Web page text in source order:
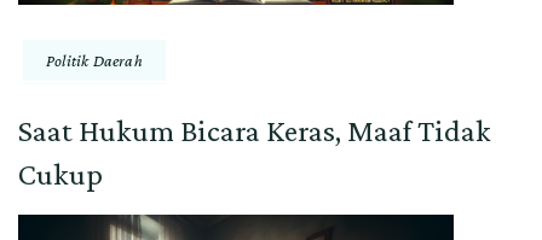
Politik Daerah
Saat Hukum Bicara Keras, Maaf Tidak
Cukup